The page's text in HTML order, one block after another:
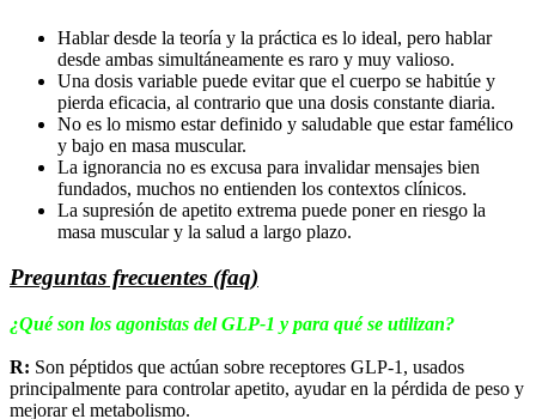
Hablar desde la teoría y la práctica es lo ideal, pero hablar
desde ambas simultáneamente es raro y muy valioso.
Una dosis variable puede evitar que el cuerpo se habitúe y
pierda eficacia, al contrario que una dosis constante diaria.
No es lo mismo estar definido y saludable que estar famélico
y bajo en masa muscular.
La ignorancia no es excusa para invalidar mensajes bien
fundados, muchos no entienden los contextos clínicos.
La supresión de apetito extrema puede poner en riesgo la
masa muscular y la salud a largo plazo.
Preguntas frecuentes (faq)
¿Qué son los agonistas del GLP-1 y para qué se utilizan?
R: Son péptidos que actúan sobre receptores GLP-1, usados
principalmente para controlar apetito, ayudar en la pérdida de peso y
mejorar el metabolismo.